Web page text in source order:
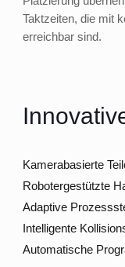
Taktzeiten, die mit
erreichbar sind.
Kamerabasierte
Robotergestützte
Adaptive
Intelligente
Automatische